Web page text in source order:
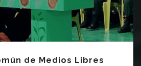
de Medios Libres